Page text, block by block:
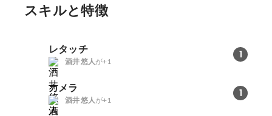
スキルと特徴
レタッチ 1
酒井 悠人 が+1
カメラ 1
酒井 悠人 が+1